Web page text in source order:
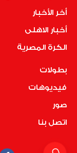
أخر الأخبار
أخبار الاهلى
الكرة المصرية
بطولات
فيديوهات
صور
اتصل بنا